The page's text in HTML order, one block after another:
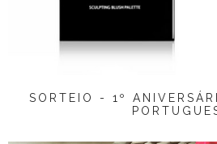
SORTEIO - 1º